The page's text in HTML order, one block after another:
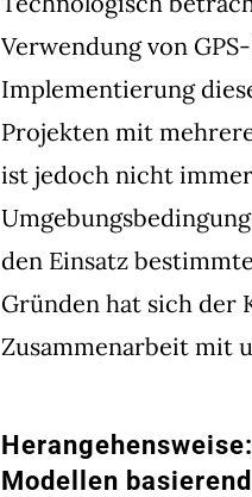
Verwendung von
Implementierung
Projekten mit
ist jedoch nicht
den Einsatz
Gründen hat sich der
Zusammenarbeit mit
Modellen